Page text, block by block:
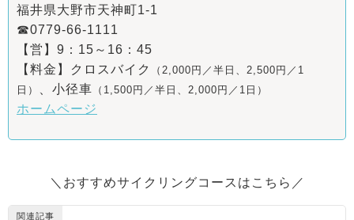
福井県大野市天神町1-1
☎0779-66-1111
【営】9：15～16：45
【料金】クロスバイク
（2,000円／半日、2,500円／1
日）
、小径車 （1,500円／半日、2,000円／1日）
ホームページ
＼おすすめサイクリングコースはこちら／